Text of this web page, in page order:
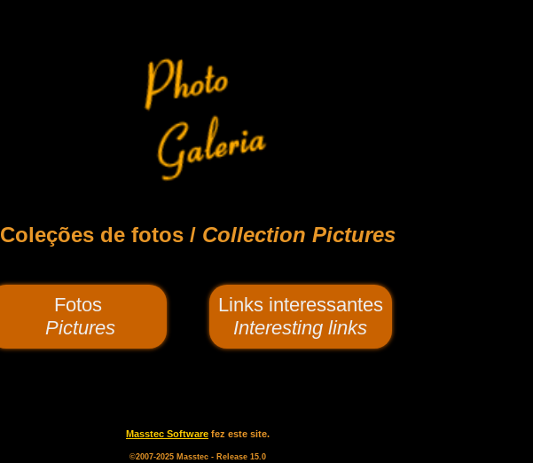
Coleções de fotos / Collection Pictures
Fotos
Pictures
Links interessantes
Interesting links
Masstec Software fez este site.
©2007-2025 Masstec - Release 15.0